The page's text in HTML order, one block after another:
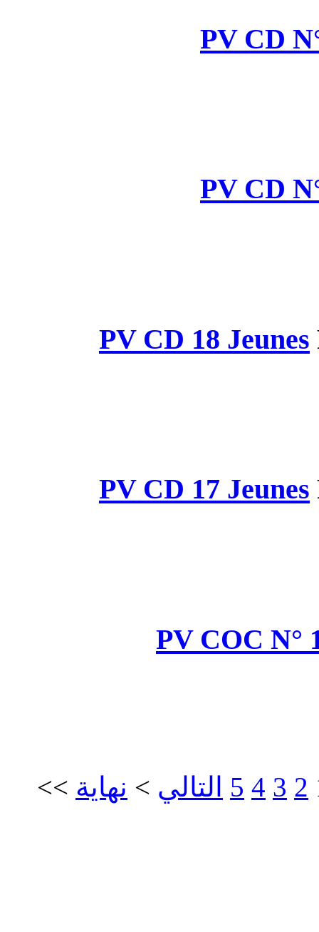
PV CD
PV CD
>نهاية>>